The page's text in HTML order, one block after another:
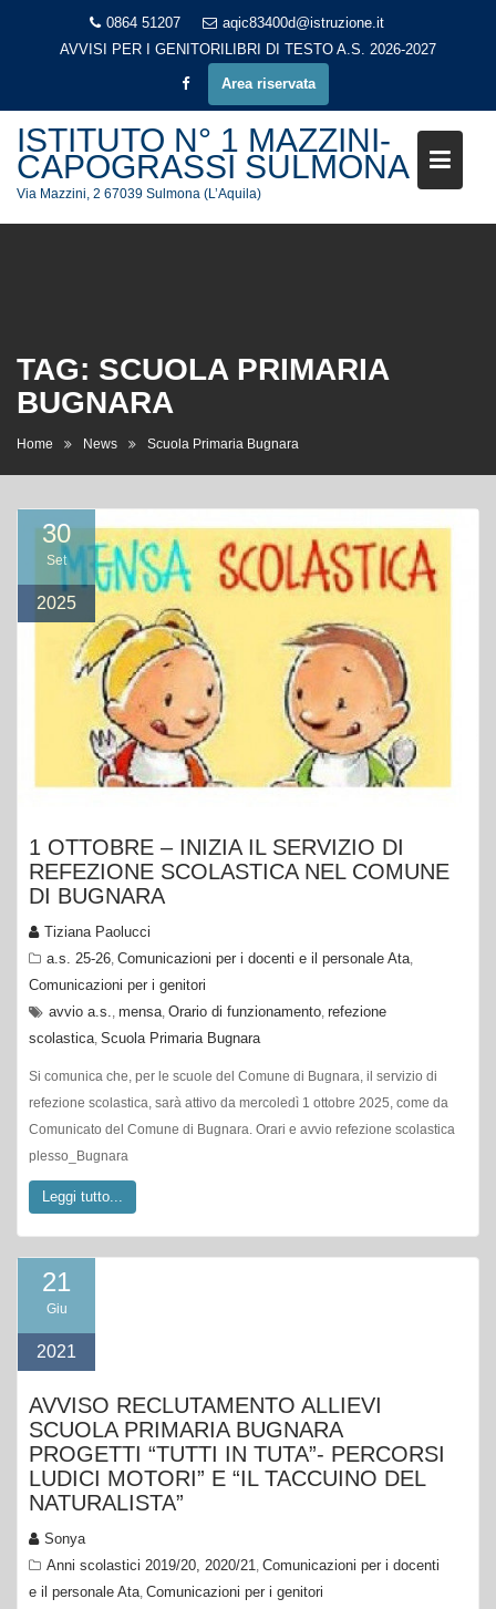
0864 51207
aqic83400d@istruzione.it
AVVISI PER I GENITORI LIBRI DI TESTO A.S. 2026-2027
Area riservata
ISTITUTO N° 1 MAZZINI-
CAPOGRASSI SULMONA
Via Mazzini, 2 67039 Sulmona (L’Aquila)
TAG: SCUOLA PRIMARIA
BUGNARA
Home News Scuola Primaria Bugnara
30
Set
2025
1 OTTOBRE – INIZIA IL SERVIZIO DI
REFEZIONE SCOLASTICA NEL COMUNE
DI BUGNARA
Tiziana Paolucci
a.s. 25-26, Comunicazioni per i docenti e il personale Ata,
Comunicazioni per i genitori
avvio a.s., mensa, Orario di funzionamento, refezione
scolastica, Scuola Primaria Bugnara
Si comunica che, per le scuole del Comune di Bugnara, il servizio di
refezione scolastica, sarà attivo da mercoledì 1 ottobre 2025, come da
Comunicato del Comune di Bugnara. Orari e avvio refezione scolastica
plesso_Bugnara
Leggi tutto...
21
Giu
2021
AVVISO RECLUTAMENTO ALLIEVI
SCUOLA PRIMARIA BUGNARA
PROGETTI “TUTTI IN TUTA”- PERCORSI
LUDICI MOTORI” E “IL TACCUINO DEL
NATURALISTA”
Sonya
Anni scolastici 2019/20, 2020/21, Comunicazioni per i docenti
e il personale Ata, Comunicazioni per i genitori